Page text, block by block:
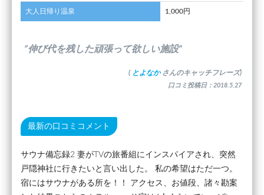
大人日帰り温泉 1,000円
”伸び代を残した頑張って欲しい施設”
( とよなか さんのキャッチフレーズ)
口コミ投稿日：2018.5.27
最新の口コミコメント
サウナ備忘録2 妻がTVの旅番組にインスパイアされ、突然
戸隠神社に行きたいと言い出した。 私の希望はただ一つ。
宿にはサウナがある所を！！ アクセス、お値段、諸々勘案